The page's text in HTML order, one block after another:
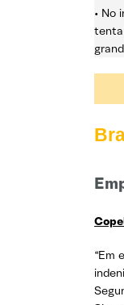
• No
tenta
“Em